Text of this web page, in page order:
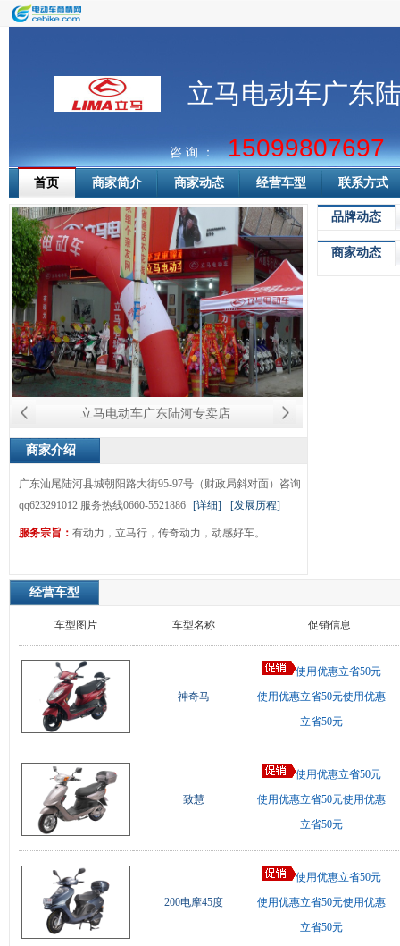
立马电动车广东
咨 询 ： 15099807697
首页 商家简介 商家动态 经营车型 联系方式
立马电动车广东陆河专卖店
商家介绍
广东汕尾陆河县城朝阳路大街95-97号（财政局斜对面）咨询
qq623291012 服务热线0660-5521886
[详细] [发展历程]
服务宗旨： 有动力，立马行，传奇动力，动感好车。
品牌动态
商家动态
经营车型
车型图片 车型名称 促销信息
神奇马
使用优惠立省50元
使用优惠立省50元使用优惠
立省50元
致慧
使用优惠立省50元
使用优惠立省50元使用优惠
立省50元
200电摩45度
使用优惠立省50元
使用优惠立省50元使用优惠
立省50元